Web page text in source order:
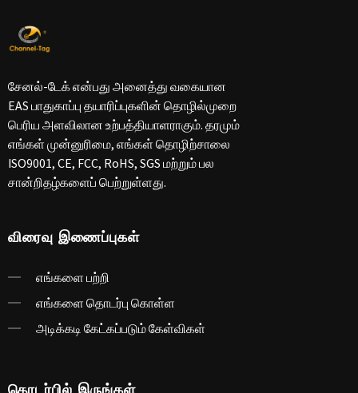
சேனல்-டேக் என்பது அனைத்து வகையான
EAS பாதுகாப்பு தயாரிப்புகளின் தொழில்முறை
பெரிய அளவிலான உற்பத்தியாளராகும். தரமும்
எங்கள் முன்னுரிமை, எங்கள் தொழிற்சாலை
ISO9001, CE, FCC, RoHS, SGS மற்றும் பல
சான்றிதழ்களைப் பெற்றுள்ளது.
விரைவு இணைப்புகள்
எங்களை பற்றி
எங்களை தொடர்பு கொள்ள
அடிக்கடி கேட்கப்படும் கேள்விகள்